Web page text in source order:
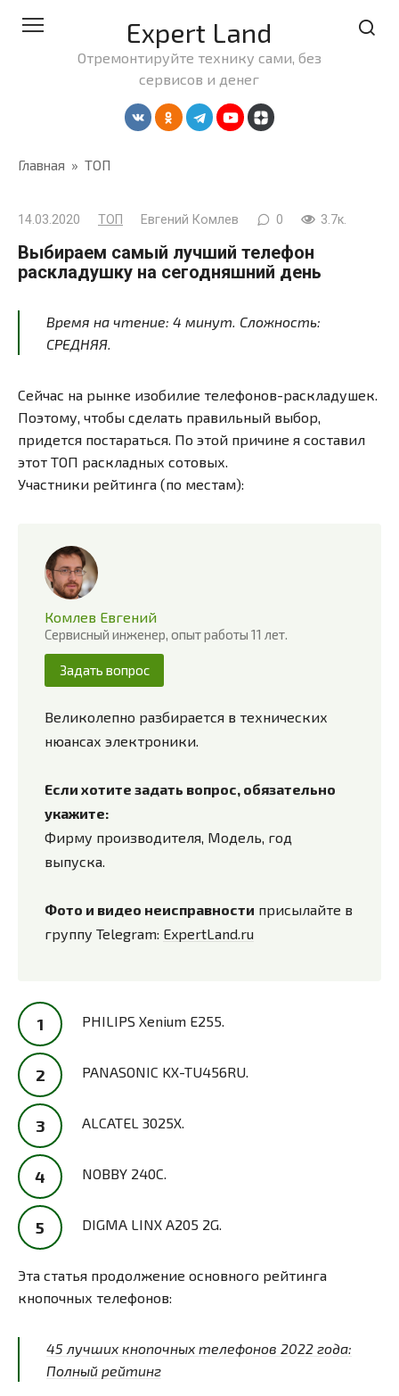
Expert Land
Отремонтируйте технику сами, без
сервисов и денег
Главная » ТОП
14.03.2020 ТОП Евгений Комлев 0 3.7к.
Выбираем самый лучший телефон
раскладушку на сегодняшний день
Время на чтение: 4 минут . Сложность:
СРЕДНЯЯ.
Сейчас на рынке изобилие телефонов-раскладушек.
Поэтому, чтобы сделать правильный выбор,
придется постараться. По этой причине я составил
этот ТОП раскладных сотовых.
Участники рейтинга (по местам):
Комлев Евгений
Сервисный инженер, опыт работы 11 лет.
Задать вопрос
Великолепно разбирается в технических
нюансах электроники.
Если хотите задать вопрос, обязательно
укажите:
Фирму производителя, Модель, год
выпуска.
Фото и видео неисправности присылайте в
группу Telegram: ExpertLand.ru
PHILIPS Xenium E255.
PANASONIC KX-TU456RU.
ALCATEL 3025X.
NOBBY 240C.
DIGMA LINX A205 2G.
Эта статья продолжение основного рейтинга
кнопочных телефонов:
45 лучших кнопочных телефонов 2022 года:
Полный рейтинг